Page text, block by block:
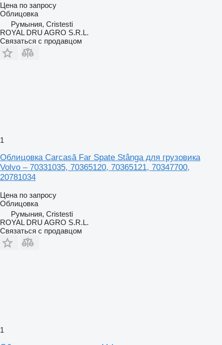
Цена по запросу
Облицовка
Румыния, Cristesti
ROYAL DRU AGRO S.R.L.
Связаться с продавцом
1
Облицовка Carcasă Far Spate Stânga для грузовика
Volvo – 70331035, 70365120, 70365121, 70347700,
20781034
Цена по запросу
Облицовка
Румыния, Cristesti
ROYAL DRU AGRO S.R.L.
Связаться с продавцом
1